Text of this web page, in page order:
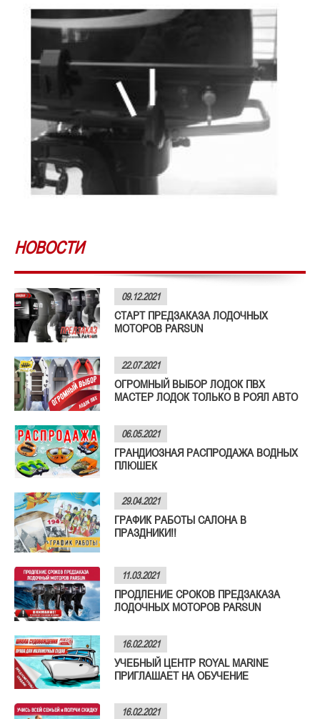
НОВОСТИ
09.12.2021
СТАРТ ПРЕДЗАКАЗА ЛОДОЧНЫХ
МОТОРОВ PARSUN
22.07.2021
ОГРОМНЫЙ ВЫБОР ЛОДОК ПВХ
МАСТЕР ЛОДОК ТОЛЬКО В РОЯЛ АВТО
06.05.2021
ГРАНДИОЗНАЯ РАСПРОДАЖА ВОДНЫХ
ПЛЮШЕК
29.04.2021
ГРАФИК РАБОТЫ САЛОНА В
ПРАЗДНИКИ!!
11.03.2021
ПРОДЛЕНИЕ СРОКОВ ПРЕДЗАКАЗА
ЛОДОЧНЫХ МОТОРОВ PARSUN
16.02.2021
УЧЕБНЫЙ ЦЕНТР ROYAL MARINE
ПРИГЛАШАЕТ НА ОБУЧЕНИЕ
16.02.2021